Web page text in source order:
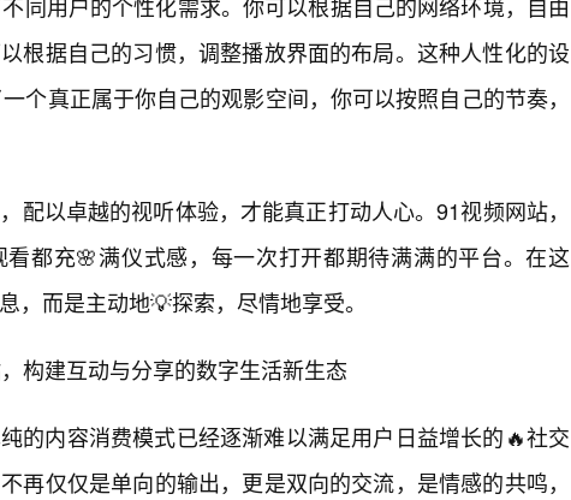
根据自己的习惯，调整播放界面的布局。这种人性化的设
个真正属于你自己的观影空间，你可以按照自己的节奏，
配以卓越的视听体验，才能真正打动人心。91视频网站，
都充🌸满仪式感，每一次打开都期待满满的平台。在这
，而是主动地💡探索，尽情地享受。
构建互动与分享的数字生活新生态
的内容消费模式已经逐渐难以满足用户日益增长的🔥社交
再仅仅是单向的输出，更是双向的交流，是情感的共鸣，